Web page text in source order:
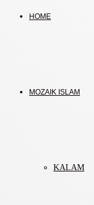
HOME
MOZAIK ISLAM
KALAM